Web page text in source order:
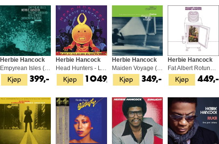
Kjøp
Herbie Hancock
Empyrean Isles (LP)
399,- Kjøp
Herbie Hancock
Head Hunters - LTD 45rpm (2LP)
1 049,- Kjøp
Herbie Hancock
Maiden Voyage (LP)
349,- Kjøp
Herbie Hancock
Fat Albert Rotunda (LP)
449,-